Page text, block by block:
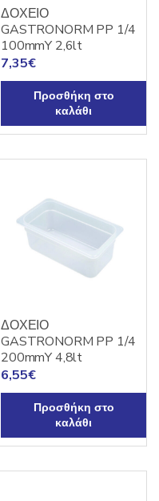
ΔΟΧΕΙΟ
GASTRONORM PP 1/4
100mmY 2,6lt
7,35€
Προσθήκη στο
καλάθι
ΔΟΧΕΙΟ
GASTRONORM PP 1/4
200mmY 4,8lt
6,55€
Προσθήκη στο
καλάθι